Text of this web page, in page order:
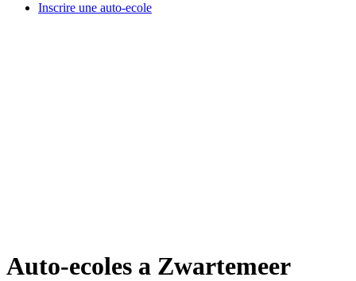
Inscrire une auto-ecole
Auto-ecoles a Zwartemeer